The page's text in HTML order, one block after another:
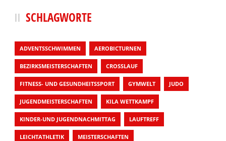
SCHLAGWORTE
ADVENTSSCHWIMMEN AEROBICTURNEN
BEZIRKSMEISTERSCHAFTEN CROSSLAUF
FITNESS- UND GESUNDHEITSSPORT GYMWELT JUDO
JUGENDMEISTERSCHAFTEN KILA WETTKAMPF
KINDER-UND JUGENDNACHMITTAG LAUFTREFF
LEICHTATHLETIK MEISTERSCHAFTEN